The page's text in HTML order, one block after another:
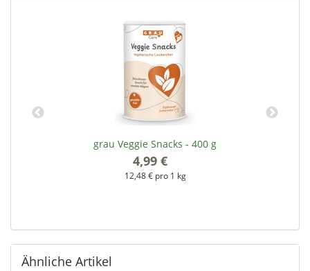
grau Veggie Snacks - 400 g
4,99 €
12,48 € pro 1 kg
Ähnliche Artikel